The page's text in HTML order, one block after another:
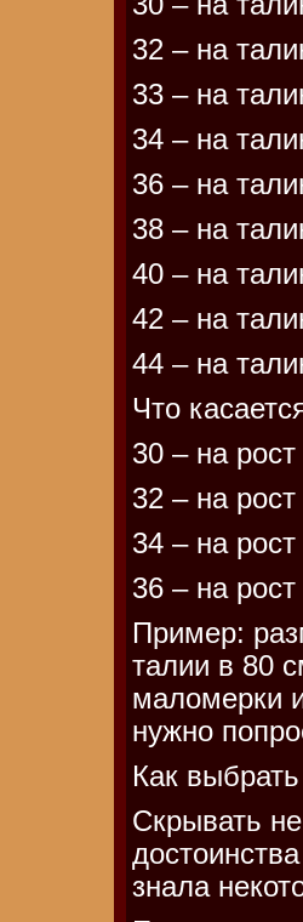
32 – на
33 – на
34 – на
36 – на
38 – на
40 – на
42 – на
44 – на
Что
30 – на
32 – на
34 – на
36 – на
Пример:
талии в 80
маломерки
нужно
Как
Скрывать
знала